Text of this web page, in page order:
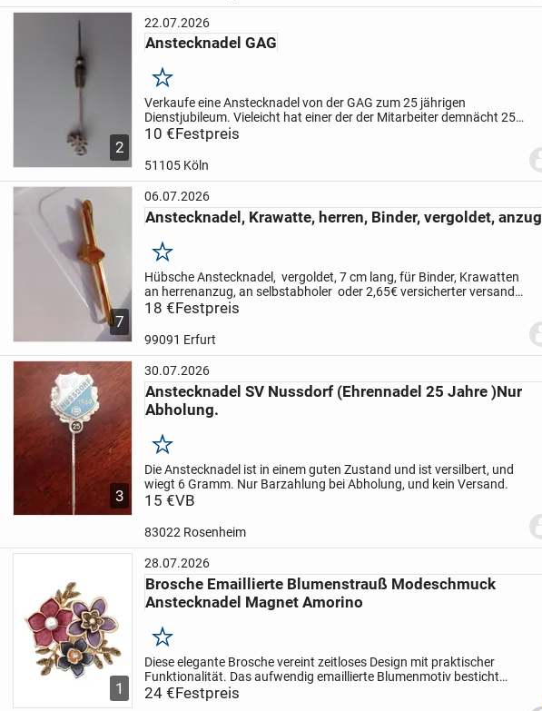
2
22.07.2026
Anstecknadel GAG
Merken
Verkaufe eine Anstecknadel von der GAG zum 25 jährigen
Dienstjubileum. Vieleicht hat einer der der Mitarbeiter demnächt 25
jähriges Jubileum. Diese Anstecknadel gibt es nicht mehr.
Selbstabhol...
10 €Festpreis
51105 Köln
7
06.07.2026
Anstecknadel, Krawatte, herren, Binder, vergoldet, anzug
Merken
Hübsche Anstecknadel, vergoldet, 7 cm lang, für Binder, Krawatten
an herrenanzug, an selbstabholer oder 2,65€ versicherter versand
zzgl.
18 €Festpreis
99091 Erfurt
3
30.07.2026
Anstecknadel SV Nussdorf (Ehrennadel 25 Jahre )Nur
Abholung.
Merken
Die Anstecknadel ist in einem guten Zustand und ist versilbert, und
wiegt 6 Gramm. Nur Barzahlung bei Abholung, und kein Versand.
15 €VB
83022 Rosenheim
1
28.07.2026
Brosche Emaillierte Blumenstrauß Modeschmuck
Anstecknadel Magnet Amorino
Merken
Diese elegante Brosche vereint zeitloses Design mit praktischer
Funktionalität. Das aufwendig emaillierte Blumenmotiv besticht
durch feine Handwerkskunst und lebendige Farben. Die vielseitige...
24 €Festpreis